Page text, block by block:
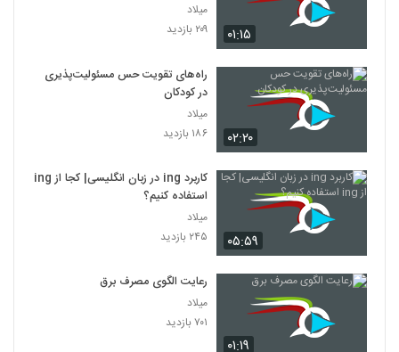
۰۱:۱۵
میلاد
۲۰۹ بازدید
۰۲:۲۰
راه‌های تقویت حس مسئولیت‌پذیری
در کودکان
میلاد
۱۸۶ بازدید
۰۵:۵۹
کاربرد ing در زبان انگلیسی| کجا از ing
استفاده کنیم؟
میلاد
۲۴۵ بازدید
۰۱:۱۹
رعایت الگوی مصرف برق
میلاد
۷۰۱ بازدید